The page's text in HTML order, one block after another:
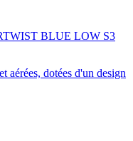
BLUE LOW S3
aérées, dotées d'un design